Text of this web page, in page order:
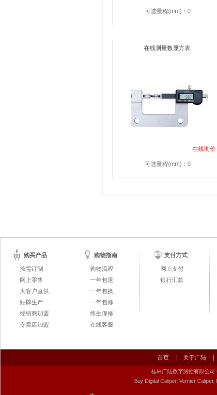
可选量程(mm)：0
在线测量数显方表
在线询价
可选量程(mm)：0
购买产品
按需订制
网上零售
大客户直供
贴牌生产
经销商加盟
专卖店加盟
购物指南
购物流程
一年包退
一年包换
一年包修
终生保修
在线客服
支付方式
网上支付
银行汇款
首页 关于广陆
桂林广陆数字测控有限公司
Buy Digital Caliper, Vernier